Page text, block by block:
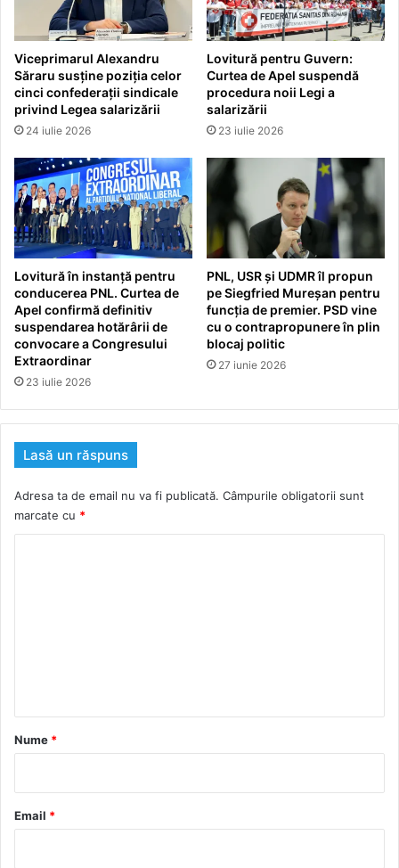
Viceprimarul Alexandru
Săraru susține poziția celor
cinci confederații sindicale
privind Legea salarizării
24 iulie 2026
Lovitură pentru Guvern:
Curtea de Apel suspendă
procedura noii Legi a
salarizării
23 iulie 2026
Lovitură în instanță pentru
conducerea PNL. Curtea de
Apel confirmă definitiv
suspendarea hotărârii de
convocare a Congresului
Extraordinar
23 iulie 2026
PNL, USR și UDMR îl propun
pe Siegfried Mureșan pentru
funcția de premier. PSD vine
cu o contrapropunere în plin
blocaj politic
27 iunie 2026
Lasă un răspuns
Adresa ta de email nu va fi publicată. Câmpurile obligatorii sunt
marcate cu *
r
*
Nume *
Email *